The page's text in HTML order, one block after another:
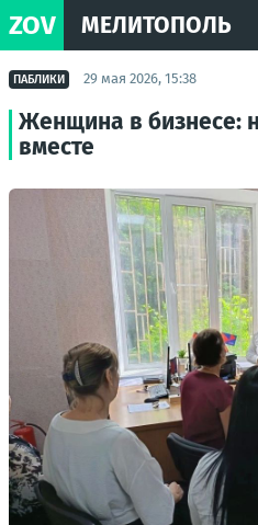
ZOV МЕЛИТОПОЛЬ
ПАБЛИКИ 29 мая 2026, 15:38
Женщина в бизнесе:
вместе